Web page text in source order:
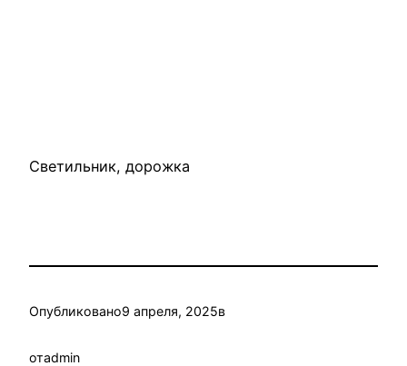
Светильник, дорожка
Опубликовано9 апреля, 2025в
отadmin